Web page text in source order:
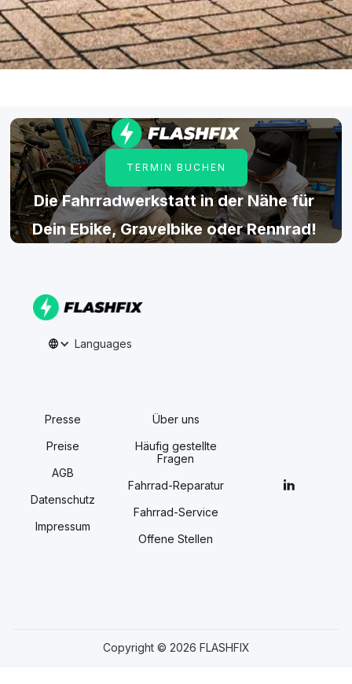
TERMIN BUCHEN
Die Fahrradwerkstatt in der Nähe für
Dein Ebike, Gravelbike oder Rennrad!
Languages
Presse
Preise
AGB
Datenschutz
Impressum
Über uns
Häufig gestellte
Fragen
Fahrrad-Reparatur
Fahrrad-Service
Offene Stellen
Copyright © 2026 FLASHFIX